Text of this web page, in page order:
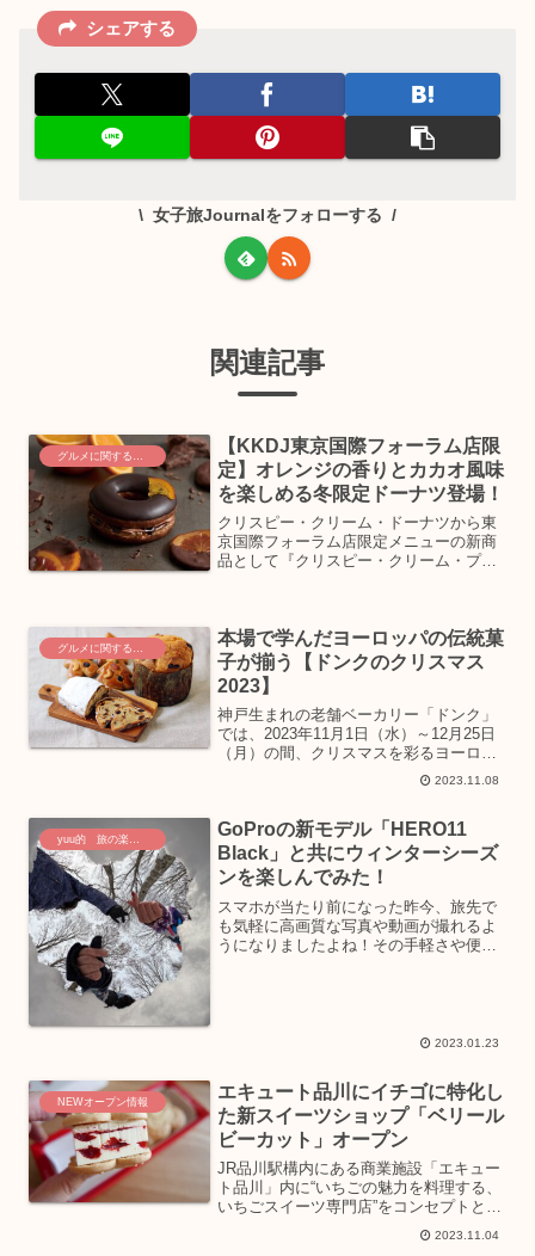
シェアする
女子旅Journalをフォローする
関連記事
【KKDJ東京国際フォーラム店限
定】オレンジの香りとカカオ風味
を楽しめる冬限定ドーナツ登場！
クリスピー・クリーム・ドーナツから東
京国際フォーラム店限定メニューの新商
品として『クリスピー・クリーム・プレ
ー・クリーム・ドーナ...
本場で学んだヨーロッパの伝統菓
子が揃う【ドンクのクリスマス
2023】
神戸生まれの老舗ベーカリー「ドンク」
では、2023年11月1日（水）～12月25日
（月）の間、クリスマスを彩るヨーロッ
パ伝統菓子を取り揃えた『クリスマスフ
ェア』が開催中。ドンクでは、創業以
く、職人が本場の...
2023.11.08
yuu的 旅の楽しみ方
GoProの新モデル「HERO11
Black」と共にウィンターシーズ
ンを楽しんでみた！
スマホが当たり前になった昨今、旅先で
も気軽に高画質な写真や動画が撮れるよ
うになりましたよね！その手軽さや便利
2023.01.23
NEWオープン情報
エキュート品川にイチゴに特化し
た新スイーツショップ「ベリール
ビーカット」オープン
JR品川駅構内にある商業施設「エキュー
ト品川」内に“いちごの魅力を料理する、
いちごスイーツ専門店”をコンセプトとし
た「VERY RUBY CUT（ベリールビーカ
ット）」がオープン。以前とは違うコン
2023.11.04